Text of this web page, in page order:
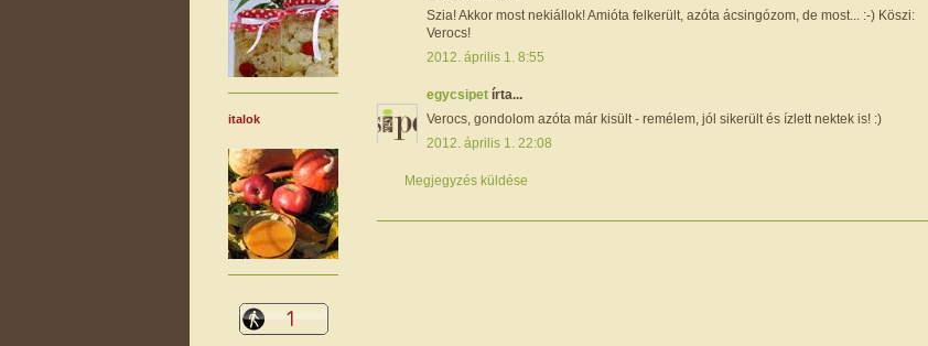
Szia! Akkor most nekiállok! Amióta felkerült, azóta ácsingózom, de most... :-) Köszi:
Verocs!
2012. április 1. 8:55
egycsipet írta...
Verocs, gondolom azóta már kisült - remélem, jól sikerült és ízlett nektek is! :)
2012. április 1. 22:08
Megjegyzés küldése
italok